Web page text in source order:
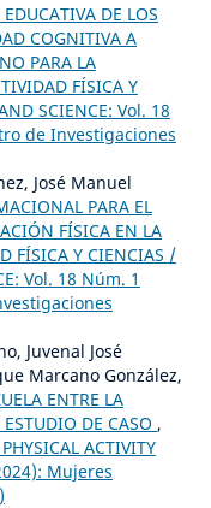
DE LOS
COGNITIVA A
PARA LA
FÍSICA Y
SCIENCE: Vol. 18
de Investigaciones
José Manuel
PARA EL
FÍSICA EN LA
FÍSICA Y CIENCIAS /
Vol. 18 Núm. 1
Juvenal José
Marcano González,
ENTRE LA
DE CASO ,
ACTIVITY
Mujeres